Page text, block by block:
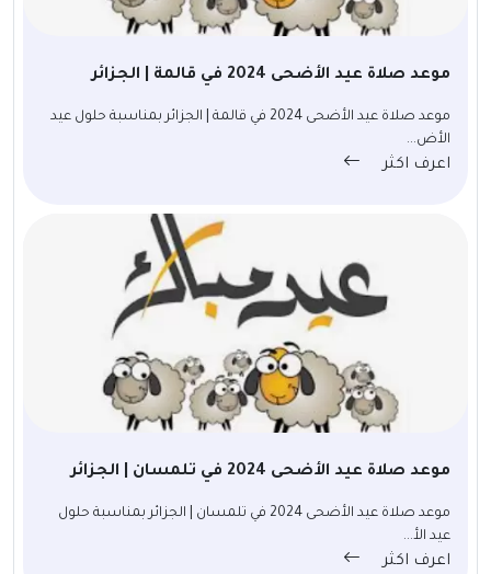
موعد صلاة عيد الأضحى 2024 في قالمة | الجزائر
موعد صلاة عيد الأضحى 2024 في قالمة | الجزائر بمناسبة حلول عيد
الأض...
اعرف اكثر
موعد صلاة عيد الأضحى 2024 في تلمسان | الجزائر
موعد صلاة عيد الأضحى 2024 في تلمسان | الجزائر بمناسبة حلول
عيد الأ...
اعرف اكثر